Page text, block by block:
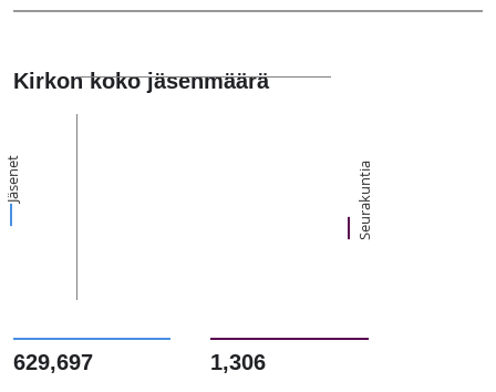
Kirkon koko jäsenmäärä
Jäsenet Seurakuntia
629,697 1,306